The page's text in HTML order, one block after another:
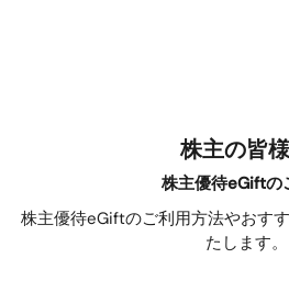
株主の皆
株主優待eGiftの
株主優待eGiftのご利用方法やおす
たします。